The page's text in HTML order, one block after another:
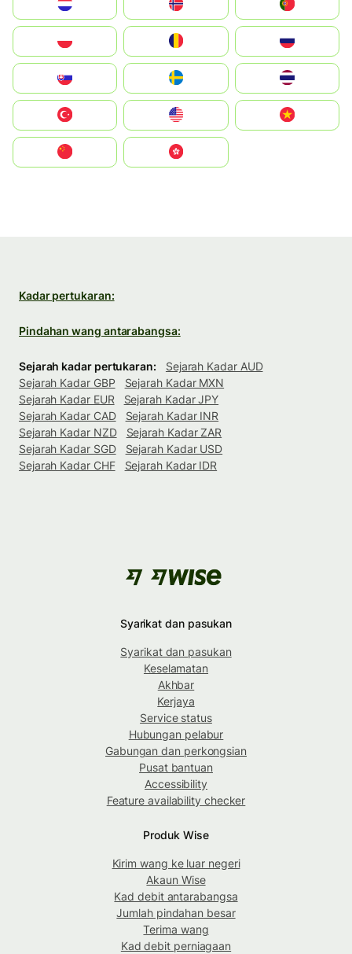
United States
中國香港特別行政區
Kadar pertukaran:
Pindahan wang antarabangsa:
Sejarah kadar pertukaran:
Sejarah Kadar AUD
Sejarah Kadar GBP
Sejarah Kadar MXN
Sejarah Kadar EUR
Sejarah Kadar JPY
Sejarah Kadar CAD
Sejarah Kadar INR
Sejarah Kadar NZD
Sejarah Kadar ZAR
Sejarah Kadar SGD
Sejarah Kadar USD
Sejarah Kadar CHF
Sejarah Kadar IDR
Syarikat dan pasukan
Syarikat dan pasukan
Keselamatan
Akhbar
Kerjaya
Service status
Hubungan pelabur
Gabungan dan perkongsian
Pusat bantuan
Accessibility
Feature availability checker
Produk Wise
Kirim wang ke luar negeri
Akaun Wise
Kad debit antarabangsa
Jumlah pindahan besar
Terima wang
Kad debit perniagaan